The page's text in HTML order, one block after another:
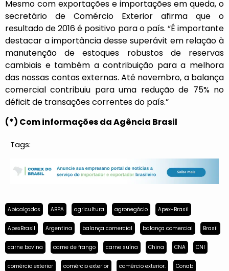
Mesmo com exportações e importações em queda, o
secretário de Comércio Exterior afirma que o
resultado de 2016 é positivo para o país. “É importante
destacar a importância desse superávit em relação à
manutenção de estoques robustos de reservas
cambiais e também a contribuição para a melhora
das nossas contas externas. Até novembro, a balança
comercial contribuiu para uma redução de 75% no
déficit de transações correntes do país.”
(*) Com informações da Agência Brasil
Tags:
Abicalçados ABPA agricultura agronegócio Apex-Brasil
ApexBrasil Argentina balança comercial balança comercial Brasil
carne bovina carne de frango carne suína China CNA CNI
comércio exterior comércio exterior comércio exterior. Conab